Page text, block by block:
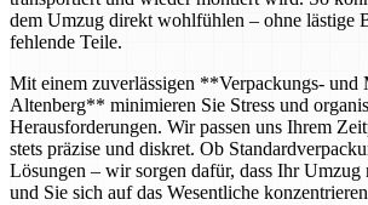
dem Umzug direkt wohlfühlen – ohne lästige
fehlende Teile.
Mit einem zuverlässigen **Verpackungs- und
Altenberg** minimieren Sie Stress und
Herausforderungen. Wir passen uns Ihrem
stets präzise und diskret. Ob
Lösungen – wir sorgen dafür, dass Ihr Umzug
und Sie sich auf das Wesentliche